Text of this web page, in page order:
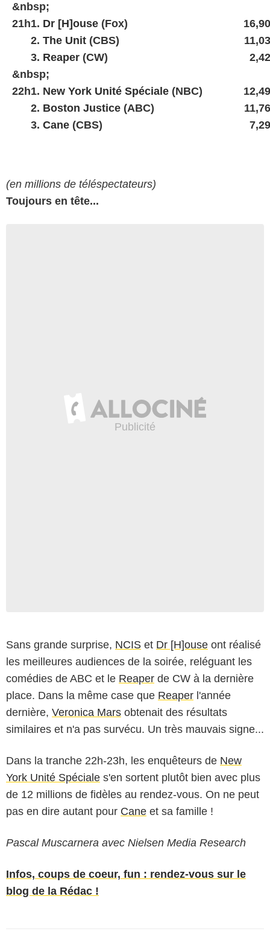
&nbsp;
21h1. Dr [H]ouse (Fox)
16,90
2. The Unit (CBS)
11,03
3. Reaper (CW)
2,42
&nbsp;
22h1. New York Unité Spéciale (NBC)
12,49
2. Boston Justice (ABC)
11,76
3. Cane (CBS) 7,29
(en millions de téléspectateurs)
Toujours en tête...
Sans grande surprise, NCIS et Dr [H]ouse ont réalisé
les meilleures audiences de la soirée, reléguant les
comédies de ABC et le Reaper de CW à la dernière
place. Dans la même case que Reaper l'année
dernière, Veronica Mars obtenait des résultats
similaires et n'a pas survécu. Un très mauvais signe...
Dans la tranche 22h-23h, les enquêteurs de New
York Unité Spéciale s'en sortent plutôt bien avec plus
de 12 millions de fidèles au rendez-vous. On ne peut
pas en dire autant pour Cane et sa famille !
Pascal Muscarnera avec Nielsen Media Research
Infos, coups de coeur, fun : rendez-vous sur le
blog de la Rédac !